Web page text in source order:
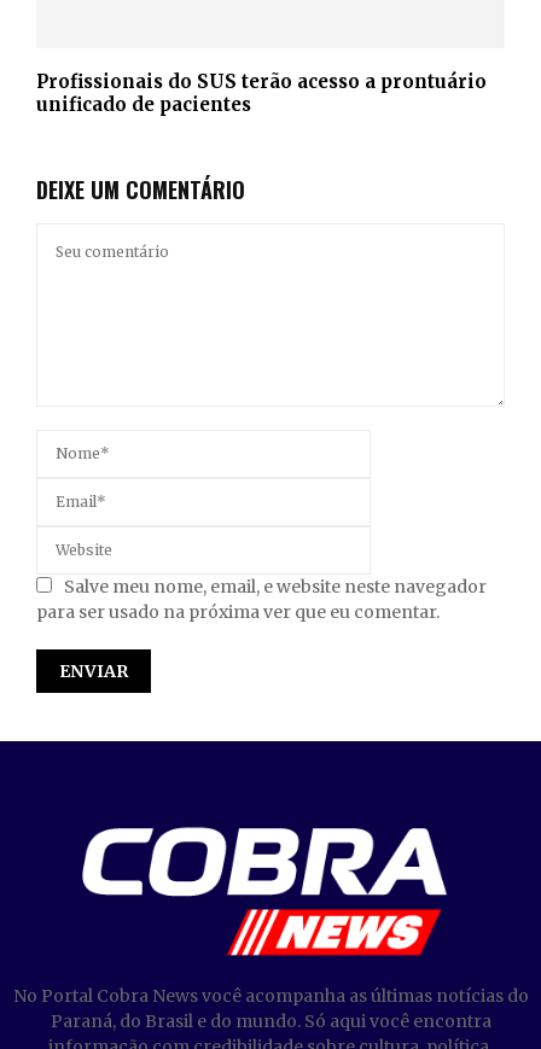
Profissionais do SUS terão acesso a prontuário
unificado de pacientes
DEIXE UM COMENTÁRIO
Salve meu nome, email, e website neste navegador
para ser usado na próxima ver que eu comentar.
No Portal Cobra News você acompanha as últimas notícias do
Paraná, do Brasil e do mundo. Só aqui você encontra